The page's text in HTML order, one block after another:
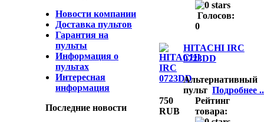
Новости компании
Доставка пультов
Гарантия на
пульты
Информация о
пультах
Интересная
информация
Последние новости
Голосов:
0
HITACHI IRC
0723DD
Альтернативный
пульт Подробнее
750
RUB
Рейтинг
товара: